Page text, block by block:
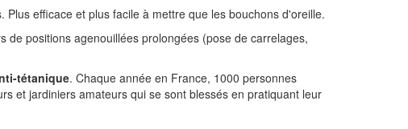
Plus efficace et plus facile à mettre que les bouchons d'oreille.
de positions agenouillées prolongées (pose de carrelages,
tétanique. Chaque année en France, 1000 personnes
et jardiniers amateurs qui se sont blessés en pratiquant leur